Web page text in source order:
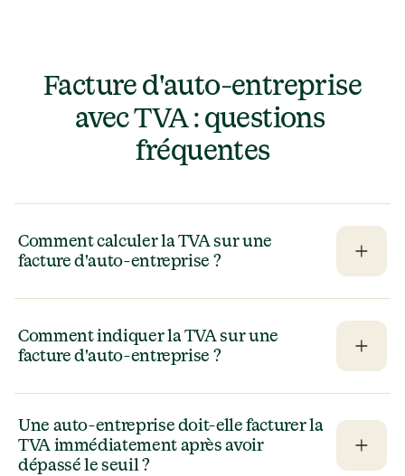
avec TVA : questions
fréquentes
Comment calculer la TVA sur une
facture d'auto-entreprise ?
Comment indiquer la TVA sur une
facture d'auto-entreprise ?
Une auto-entreprise doit-elle facturer la
TVA immédiatement après avoir
dépassé le seuil ?